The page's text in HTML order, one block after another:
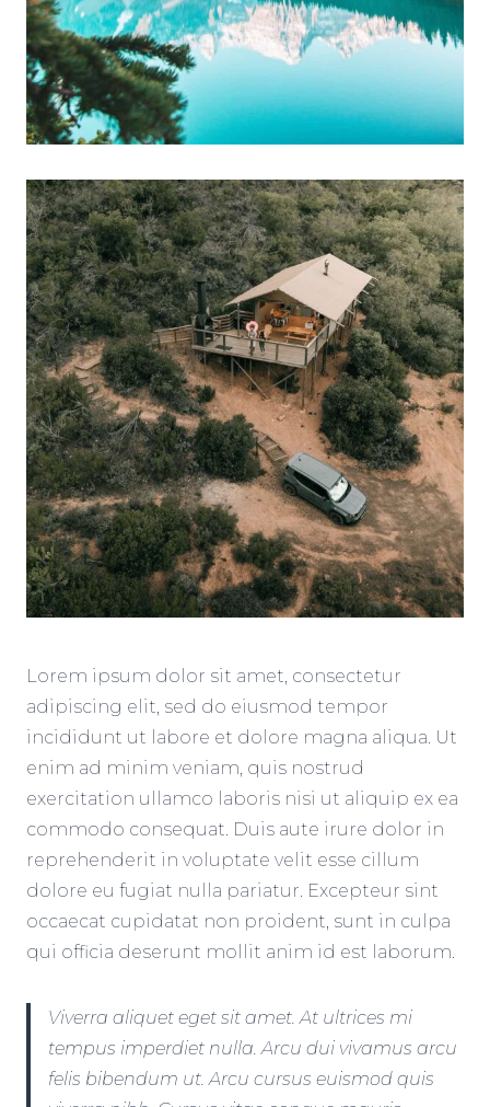
Lorem ipsum dolor sit amet, consectetur
adipiscing elit, sed do eiusmod tempor
incididunt ut labore et dolore magna aliqua. Ut
enim ad minim veniam, quis nostrud
exercitation ullamco laboris nisi ut aliquip ex ea
commodo consequat. Duis aute irure dolor in
reprehenderit in voluptate velit esse cillum
dolore eu fugiat nulla pariatur. Excepteur sint
occaecat cupidatat non proident, sunt in culpa
qui officia deserunt mollit anim id est laborum.
Viverra aliquet eget sit amet. At ultrices mi
tempus imperdiet nulla. Arcu dui vivamus arcu
felis bibendum ut. Arcu cursus euismod quis